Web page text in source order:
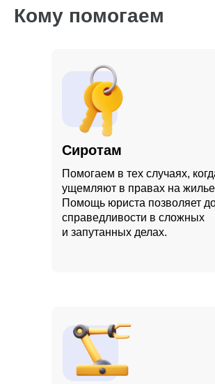
Кому помогаем
Помогаем в тех случаях,
ущемляют в правах на
Помощь юриста позволяет
справедливости в сложных
и запутанных делах.
Сиротам